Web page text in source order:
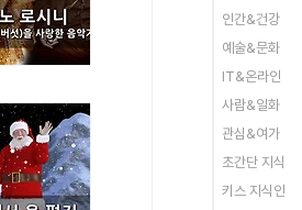
인간&건강
예술&문화
IT&온라인
사람&일화
관심&여가
초간단 지식
키스 지식인